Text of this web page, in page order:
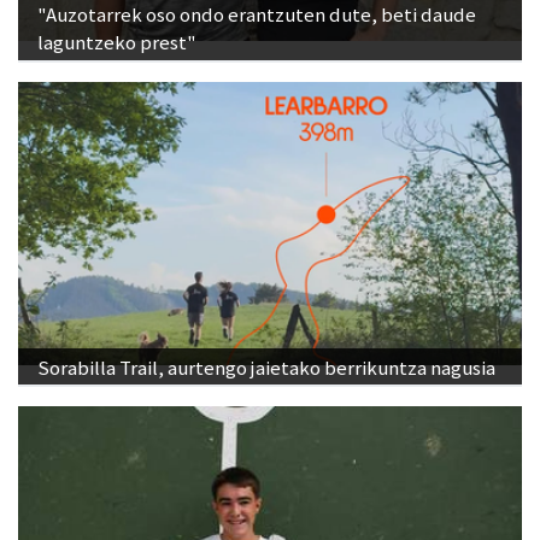
"Auzotarrek oso ondo erantzuten dute, beti daude
laguntzeko prest"
Sorabilla Trail, aurtengo jaietako berrikuntza nagusia